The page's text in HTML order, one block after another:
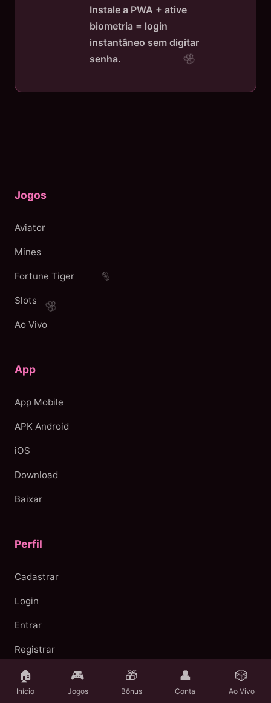
Instale a PWA + ative
biometria = login
instantâneo sem digitar
senha.
Jogos
Aviator
Mines
Fortune Tiger
Slots
Ao Vivo
App
App Mobile
APK Android
iOS
Download
Baixar
Perfil
Cadastrar
Login
Entrar
Registrar
Suporte
🏠
Início
🎮
Jogos
🎁
Bônus
👤
Conta
🎲
Ao Vivo